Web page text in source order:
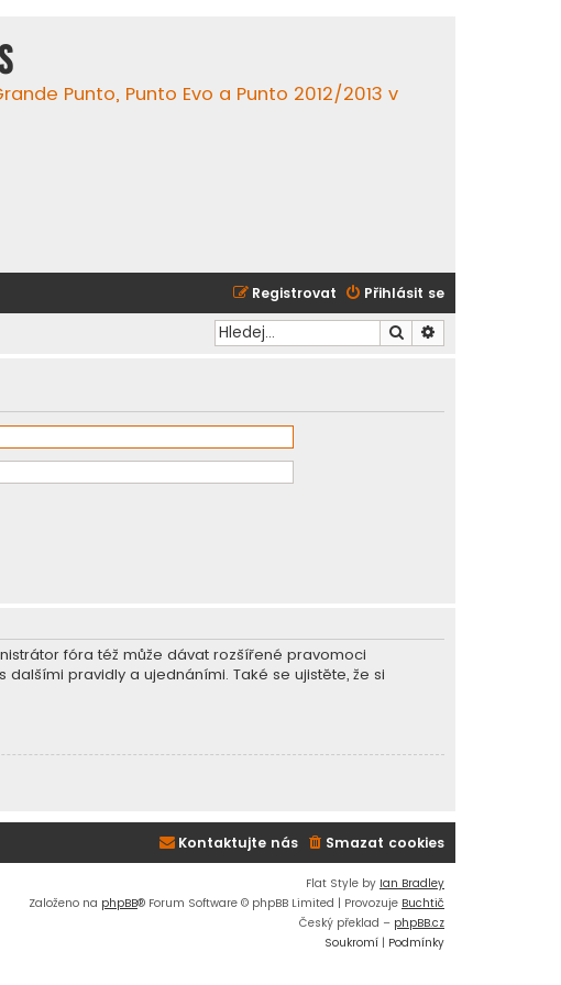
Punto, Punto Evo a Punto 2012/2013 v
Přihlásit se
Registrovat
Hledat
fóra též může dávat rozšířené pravomoci
pravidly a ujednáními. Také se ujistěte, že si
Smazat cookies
Kontaktujte nás
Flat Style by Ian Bradley
Založeno na phpBB® Forum Software © phpBB Limited | Provozuje Buchtič
Český překlad – phpBB.cz
Soukromí | Podmínky